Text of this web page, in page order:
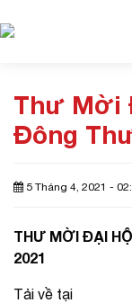
Thư Mời
Đông
5 Tháng 4, 2021 -
THƯ MỜI ĐẠI
2021
Tải về tại